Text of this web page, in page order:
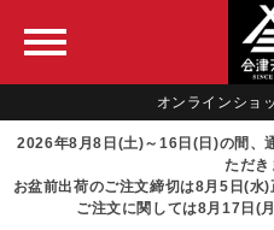
オンラインショ
2026年8月8日(土)～16日(日)の間、
ただき
お盆前出荷のご注文締切は8月5日(
ご注文に関しては8月17日(